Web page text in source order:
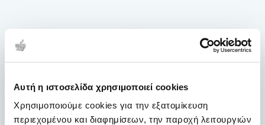
Αυτή η ιστοσελίδα χρησιμοποιεί cookies
Χρησιμοποιούμε cookies για την εξατομίκευση
περιεχομένου και διαφημίσεων, την παροχή λειτουργιών